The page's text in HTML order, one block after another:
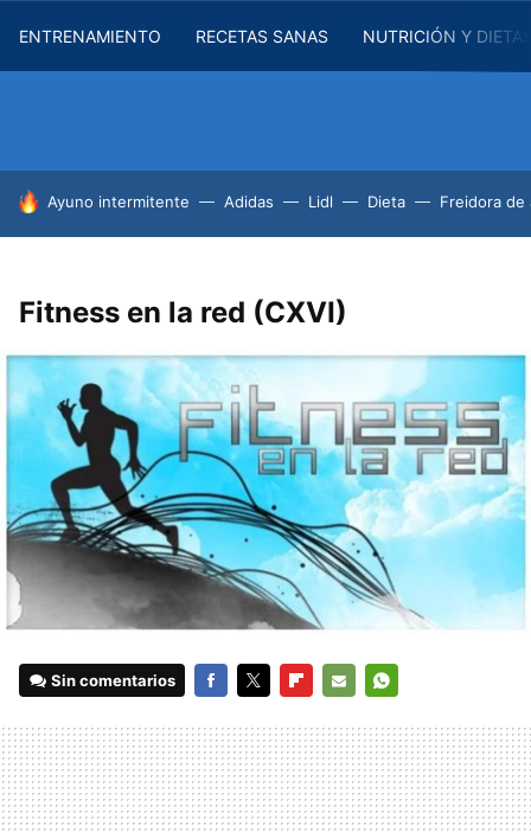
ENTRENAMIENTO RECETAS SANAS NUTRICIÓN Y
HOY SE HABLA DE
Ayuno intermitente Adidas Lidl Dieta Freidora de
Fitness en la red (CXVI)
Sin comentarios
MAIL